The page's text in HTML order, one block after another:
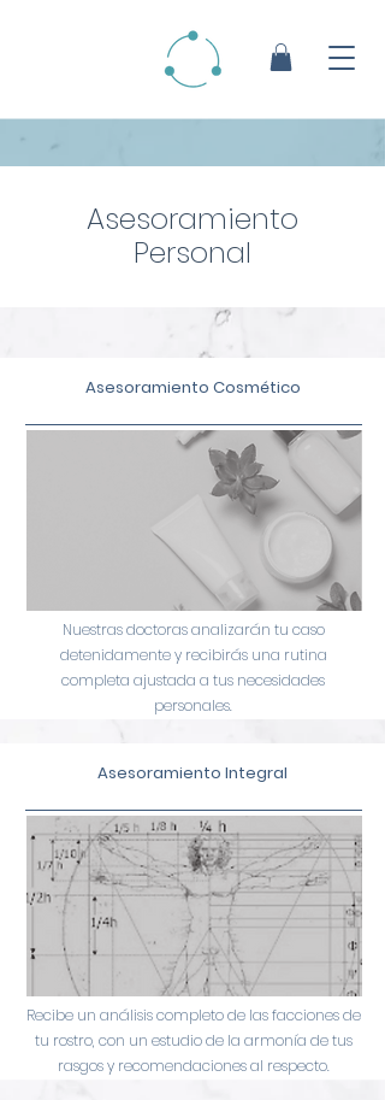
Asesoramiento
Personal
Asesoramiento Cosmético
Nuestras doctoras analizarán tu caso
detenidamente y recibirás una rutina
completa ajustada a tus necesidades
personales.
Asesoramiento Integral
Recibe un análisis completo de las facciones de
tu rostro, con un estudio de la armonía de tus
rasgos y recomendaciones al respecto.